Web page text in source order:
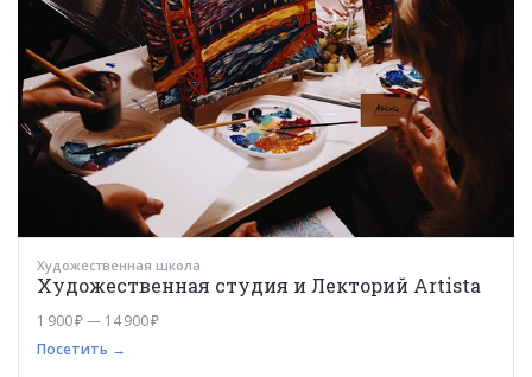
Художественная школа
Художественная студия и Лекторий Artista
1 900 ₽ — 14 900 ₽
Посетить →